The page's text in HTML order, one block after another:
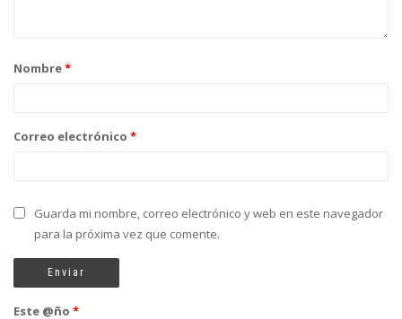
Nombre*
Correo electrónico *
Guarda mi nombre, correo electrónico y web en este navegador
para la próxima vez que comente.
Este @ño *